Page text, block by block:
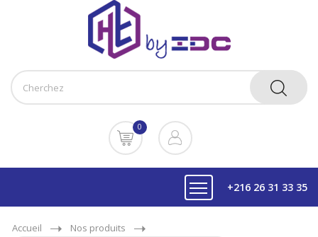
0
+216 26 31 33 35
Accueil
Nos produits